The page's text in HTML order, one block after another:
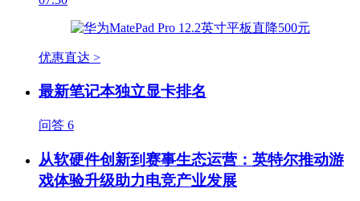
优惠直达 >
最新笔记本独立显卡排名
问答 6
从软硬件创新到赛事生态运营：英特尔推动游
戏体验升级助力电竞产业发展